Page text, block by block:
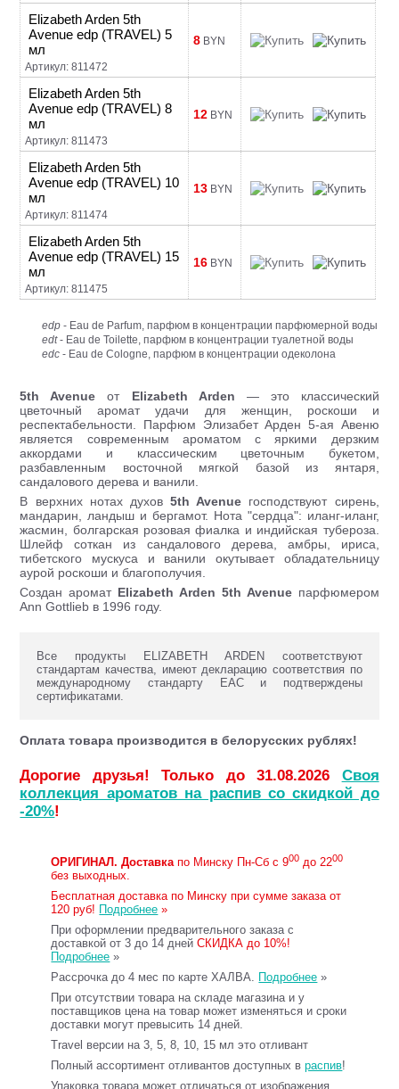
Elizabeth Arden 5th
Avenue edp (TRAVEL) 5
мл
Артикул: 811472
8 BYN
Elizabeth Arden 5th
Avenue edp (TRAVEL) 8
мл
Артикул: 811473
12 BYN
Elizabeth Arden 5th
Avenue edp (TRAVEL) 10
мл
Артикул: 811474
13 BYN
Elizabeth Arden 5th
Avenue edp (TRAVEL) 15
мл
Артикул: 811475
16 BYN
edp - Eau de Parfum, парфюм в концентрации парфюмерной воды
edt- Eau de Toilette, парфюм в концентрации туалетной воды
edc - Eau de Cologne, парфюм в концентрации одеколона
5th Avenue от Elizabeth Arden — это классический
цветочный аромат удачи для женщин, роскоши и
респектабельности. Парфюм Элизабет Арден 5-ая Авеню
является современным ароматом с яркими дерзким
аккордами и классическим цветочным букетом,
разбавленным восточной мягкой базой из янтаря,
сандалового дерева и ванили.
В верхних нотах духов5th Avenue господствуют сирень,
мандарин, ландыш и бергамот. Нота "сердца": иланг-иланг,
жасмин, болгарская розовая фиалка и индийская тубероза.
Шлейф соткан из сандалового дерева, амбры, ириса,
тибетского мускуса и ванили окутывает обладательницу
аурой роскоши и благополучия.
Создан аромат Elizabeth Arden 5th Avenueпарфюмером
Ann Gottlieb в 1996 году.
Все продукты ELIZABETH ARDEN соответствуют
стандартам качества, имеют декларацию соответствия по
международному стандарту ЕАС и подтверждены
сертификатами.
Оплата товара производится в белорусских рублях!
Дорогие друзья! Только до 31.08.2026 Своя
коллекция ароматов на распив со скидкой до
-20%!
ОРИГИНАЛ. Доставкапо Минску Пн-Сб с 900 до 2200
без выходных.
Бесплатная доставка по Минску при сумме заказа от
120 руб! Подробнее »
При оформлении предварительного заказа с
доставкой от 3 до 14 днейСКИДКА до 10%!
Подробнее »
Рассрочка до 4 мес по карте ХАЛВА. Подробнее »
При отсутствии товара на складе магазина и у
поставщиков цена на товар может изменяться и сроки
доставки могут превысить 14 дней.
Travel версии на 3, 5, 8, 10, 15 мл это отливант
Полный ассортимент отливантов доступных враспив!
Упаковка товара может отличаться от изображения.